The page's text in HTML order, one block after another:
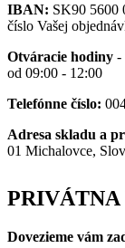
IBAN: SK90 5600
číslo Vašej
Otváracie hodiny -
od 09:00 - 12:00
Telefónne číslo:
Adresa skladu a
01 Michalovce,
PRIVÁTNA
Dovezieme vám